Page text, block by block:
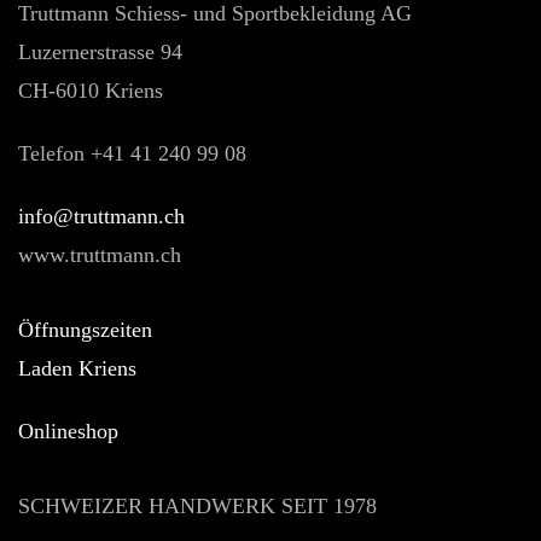
Truttmann Schiess- und Sportbekleidung AG
Luzernerstrasse 94
CH-6010 Kriens
Telefon +41 41 240 99 08
hc.nnamtturt@ofni
www.truttmann.ch
Öffnungszeiten
Laden Kriens
Onlineshop
SCHWEIZER HANDWERK SEIT 1978